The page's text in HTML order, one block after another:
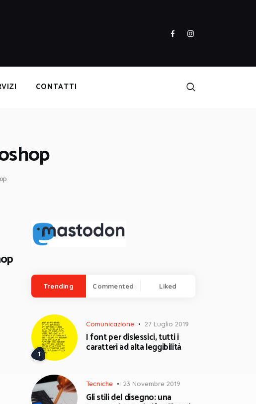
CONTATTI
Trending Commented Liked
Comunicazione 27 Luglio 2019
I font per dislessici, tutti i
caratteri ad alta leggibilità
Tecniche 23 Novembre 2019
Gli stili del disegno: una